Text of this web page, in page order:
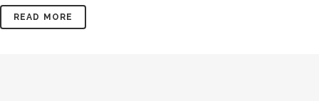
READ MORE